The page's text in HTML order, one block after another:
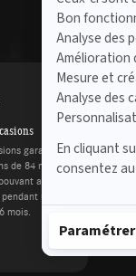
Bon
Analyse des
Amélioration
Mesure et
Analyse des
En cliquant
consentez
garantit
de 84 mois
aller
une
mois.